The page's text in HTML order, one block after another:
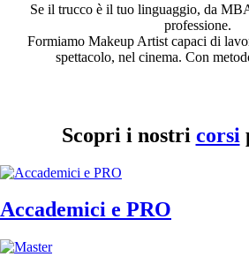
Se il trucco è il tuo linguaggio, da
professione.
Formiamo Makeup Artist capaci di
spettacolo, nel cinema. Con
Scopri i nostri corsi
Accademici e PRO